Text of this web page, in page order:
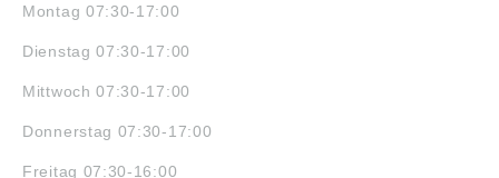
Montag 07:30-17:00
Dienstag 07:30-17:00
Mittwoch 07:30-17:00
Donnerstag 07:30-17:00
Freitag 07:30-16:00